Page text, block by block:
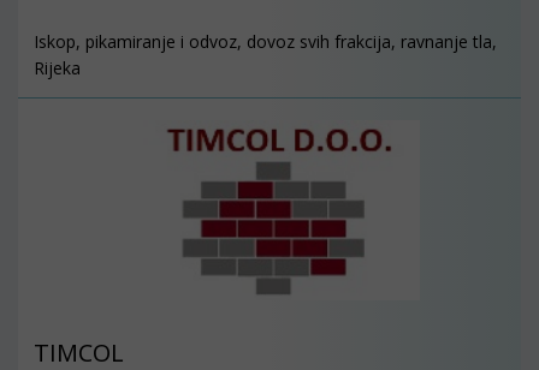
Iskop, pikamiranje i odvoz, dovoz svih frakcija, ravnanje tla,
Rijeka
TIMCOL